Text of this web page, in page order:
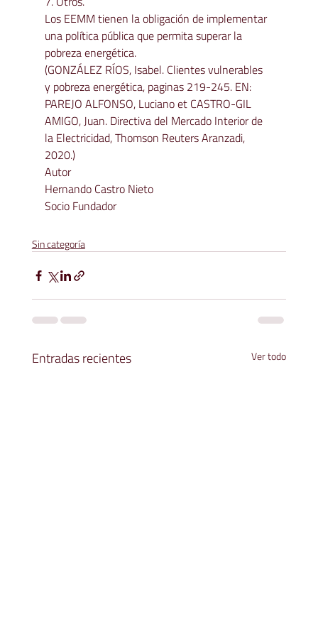
Los EEMM tienen la obligación de implementar
una política pública que permita superar la
pobreza energética.
(GONZÁLEZ RÍOS, Isabel. Clientes vulnerables
y pobreza energética, paginas 219-245. EN:
PAREJO ALFONSO, Luciano et CASTRO-GIL
AMIGO, Juan. Directiva del Mercado Interior de
la Electricidad, Thomson Reuters Aranzadi,
2020.)
Autor
Hernando Castro Nieto
Socio Fundador
Sin categoría
Entradas recientes Ver todo